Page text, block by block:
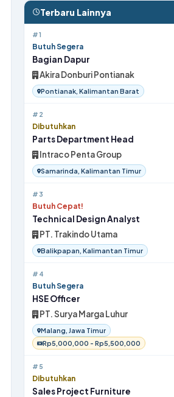
Terbaru Lainnya
#1
Butuh Segera
Bagian Dapur
Akira Donburi Pontianak
Pontianak, Kalimantan Barat
#2
Dibutuhkan
Parts Department Head
Intraco Penta Group
Samarinda, Kalimantan Timur
#3
Butuh Cepat!
Technical Design Analyst
PT. Trakindo Utama
Balikpapan, Kalimantan Timur
#4
Butuh Segera
HSE Officer
PT. Surya Marga Luhur
Malang, Jawa Timur
Rp5,000,000 - Rp5,500,000
#5
Dibutuhkan
Sales Project Furniture